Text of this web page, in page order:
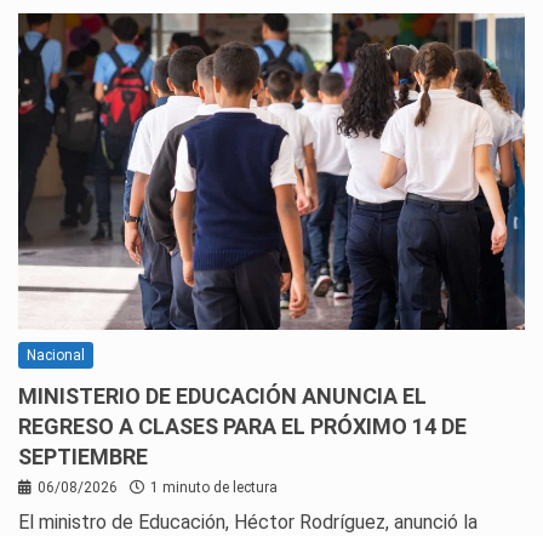
Nacional
MINISTERIO DE EDUCACIÓN ANUNCIA EL
REGRESO A CLASES PARA EL PRÓXIMO 14 DE
SEPTIEMBRE
06/08/2026 1 minuto de lectura
El ministro de Educación, Héctor Rodríguez, anunció la